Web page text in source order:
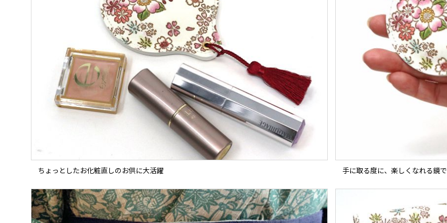
ちょっとしたお化粧直しのお供に大活躍 手に取る度に、楽しくなれる鏡